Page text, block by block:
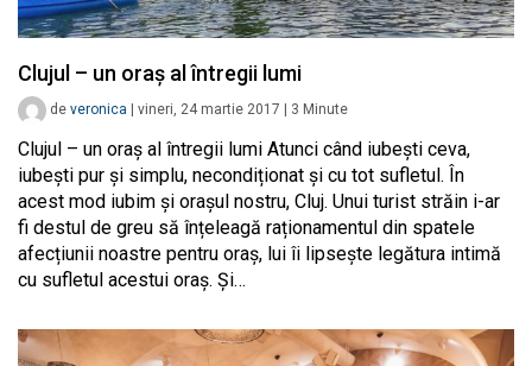
Clujul – un oraș al întregii lumi
de veronica vineri, 24 martie 2017 3 Minute
Clujul – un oraș al întregii lumi Atunci când iubești ceva,
iubești pur și simplu, necondiționat și cu tot sufletul. În
acest mod iubim și orașul nostru, Cluj. Unui turist străin i-ar
fi destul de greu să înțeleagă raționamentul din spatele
afecțiunii noastre pentru oraș, lui îi lipsește legătura intimă
cu sufletul acestui oraș. Și…